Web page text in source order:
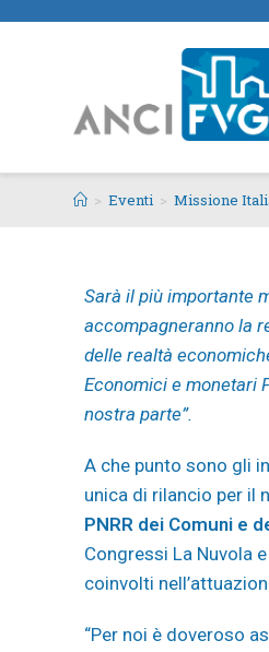
> Eventi > Missione
Sarà il più importante
accompagneranno la
delle realtà
Economici e monetari
nostra parte”.
A che punto sono gli
unica di rilancio per il
PNRR dei Comuni e
Congressi La Nuvola
coinvolti
“Per noi è doveroso